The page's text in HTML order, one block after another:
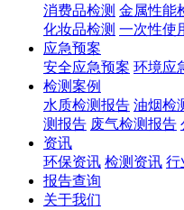
消费品检测 金属性能
化妆品检测 一次性使
应急预案
安全应急预案 环境应
检测案例
水质检测报告 油烟检
测报告 废气检测报告
资讯
环保资讯 检测资讯 行
报告查询
关于我们